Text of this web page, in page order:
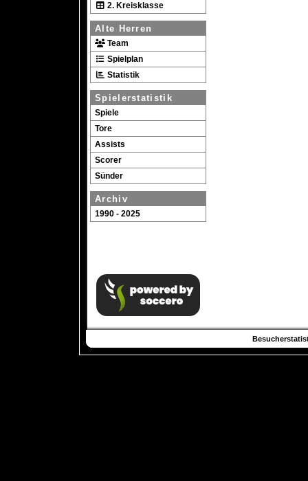
2. Kreisklasse
Alte Herren
Team
Spielplan
Statistik
Spielerstatistik
Spiele
Tore
Assists
Scorer
Sünder
Archiv
1990 - 2025